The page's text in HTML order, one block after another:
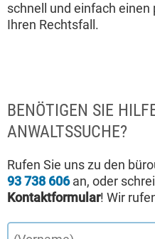
schnell und einfach
Ihren Rechtsfall.
BENÖTIGEN SIE
ANWALTSSUCHE?
Rufen Sie uns zu den
93 738 606an, oder
Kontaktformular! Wir